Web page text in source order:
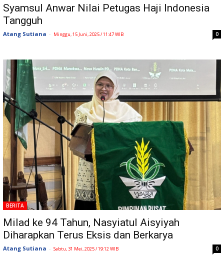
Syamsul Anwar Nilai Petugas Haji Indonesia
Tangguh
Atang Sutiana - Minggu, 15 Juni, 2025 / 11:47 WIB 0
BERITA
Milad ke 94 Tahun, Nasyiatul Aisyiyah
Diharapkan Terus Eksis dan Berkarya
Atang Sutiana - Sabtu, 31 Mei, 2025 / 19:12 WIB 0